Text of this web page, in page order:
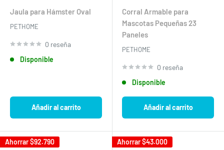
venta
Jaula para Hámster Oval
PETHOME
0 reseña
Disponible
Añadir al carrito
venta
Corral Armable para
Mascotas Pequeñas 23
Paneles
PETHOME
0 reseña
Disponible
Añadir al carrito
Ahorrar$92.790 Ahorrar$43.000